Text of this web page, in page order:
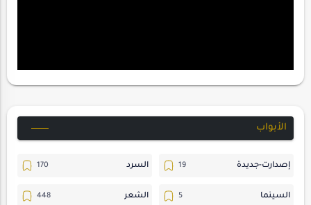
الأبواب
إصدارت-جديدة السرد
السينما الشعر